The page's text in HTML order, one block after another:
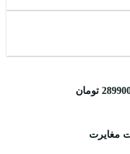
مغایرت